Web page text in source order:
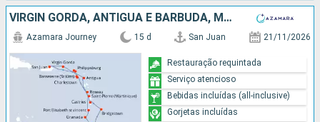
VIRGIN GORDA, ANTÍGUA E BARBUDA, MARTINICA, ST VINCENT E GRENADINES, GRENADA, TRINIDADE E TOBAGO, BARBADOS, SANTA LÚCIA, DOMINICA, SÃO MARTINHO, FRANÇA, PORTO RICO
Azamara Journey 15 d San Juan 21/11/2026
Restauração requintada
Serviço atencioso
Bebidas incluídas (all-inclusive)
Gorjetas incluídas